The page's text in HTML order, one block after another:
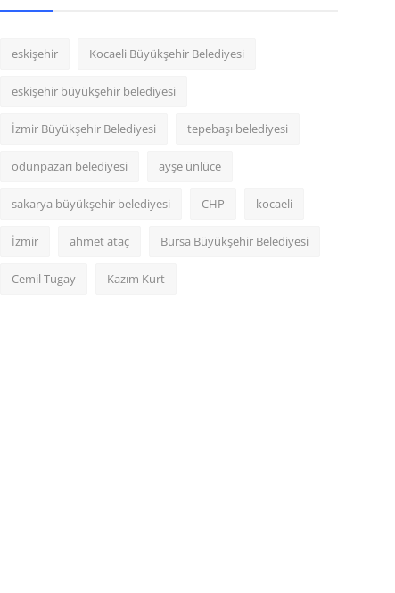
eskişehir Kocaeli Büyükşehir Belediyesi
eskişehir büyükşehir belediyesi
İzmir Büyükşehir Belediyesi tepebaşı belediyesi
odunpazarı belediyesi ayşe ünlüce
sakarya büyükşehir belediyesi CHP kocaeli
İzmir ahmet ataç Bursa Büyükşehir Belediyesi
Cemil Tugay Kazım Kurt